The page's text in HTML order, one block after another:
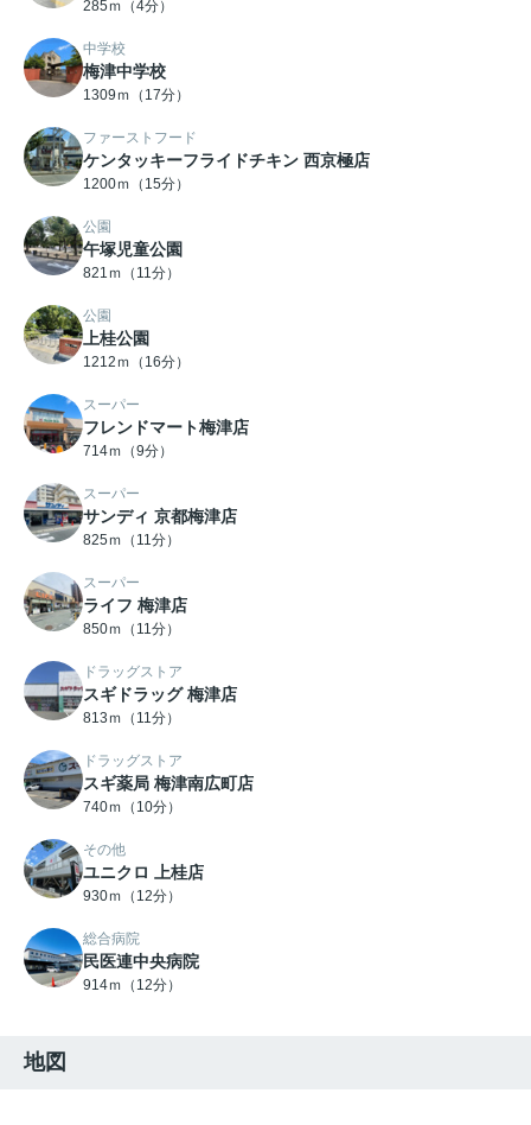
285ｍ（4分）
中学校
梅津中学校
1309ｍ（17分）
ファーストフード
ケンタッキーフライドチキン 西京極店
1200ｍ（15分）
公園
午塚児童公園
821ｍ（11分）
公園
上桂公園
1212ｍ（16分）
スーパー
フレンドマート梅津店
714ｍ（9分）
スーパー
サンディ 京都梅津店
825ｍ（11分）
スーパー
ライフ 梅津店
850ｍ（11分）
ドラッグストア
スギドラッグ 梅津店
813ｍ（11分）
ドラッグストア
スギ薬局 梅津南広町店
740ｍ（10分）
その他
ユニクロ 上桂店
930ｍ（12分）
総合病院
民医連中央病院
914ｍ（12分）
地図